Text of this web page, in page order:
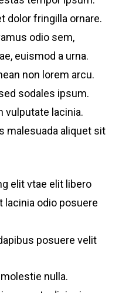
dolor fringilla ornare.
odio sem,
euismod a urna.
non lorem arcu.
sodales ipsum.
vulputate lacinia.
malesuada aliquet sit
elit vtae elit libero
lacinia odio posuere
posuere velit
nulla.